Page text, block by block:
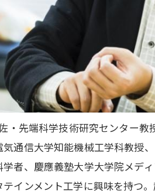
・先端科学技術研究センター
通信大学知能機械工学科教授
者、慶應義塾大学大学院メデ
インメント工学に興味を持つ